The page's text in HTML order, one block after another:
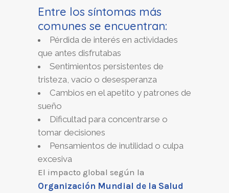
Entre los síntomas más
comunes se encuentran:
Pérdida de interés en actividades
que antes disfrutabas
Sentimientos persistentes de
tristeza, vacío o desesperanza
Cambios en el apetito y patrones de
sueño
Dificultad para concentrarse o
tomar decisiones
Pensamientos de inutilidad o culpa
excesiva
El impacto global según la
Organización Mundial de la Salud